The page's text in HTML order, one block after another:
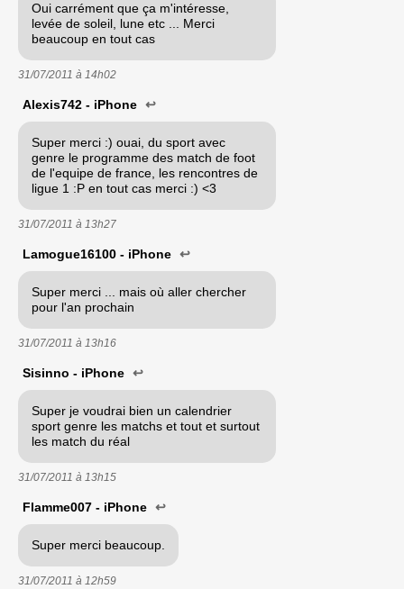
Oui carrément que ça m'intéresse,
levée de soleil, lune etc ... Merci
beaucoup en tout cas
31/07/2011 à 14h02
Alexis742 - iPhone ↩
Super merci :) ouai, du sport avec
genre le programme des match de foot
de l'equipe de france, les rencontres de
ligue 1 :P en tout cas merci :) <3
31/07/2011 à 13h27
Lamogue16100 - iPhone ↩
Super merci ... mais où aller chercher
pour l'an prochain
31/07/2011 à 13h16
Sisinno - iPhone ↩
Super je voudrai bien un calendrier
sport genre les matchs et tout et surtout
les match du réal
31/07/2011 à 13h15
Flamme007 - iPhone ↩
Super merci beaucoup.
31/07/2011 à 12h59